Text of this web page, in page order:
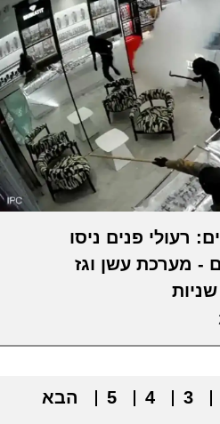
רעולי פנים ניסו
- מערכת עשן וגז
3
4
5 הבא